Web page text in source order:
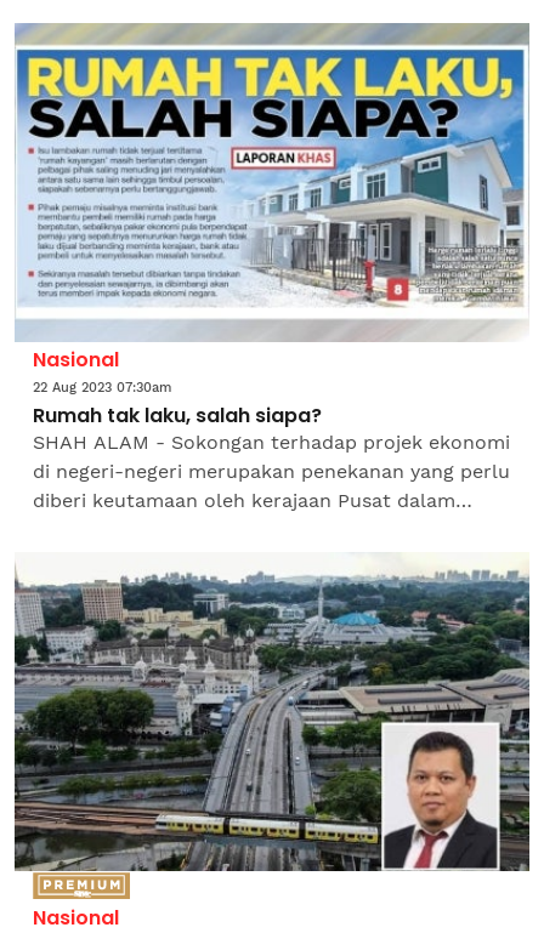
Nasional
22 Aug 2023 07:30am
Rumah tak laku, salah siapa?
SHAH ALAM - Sokongan terhadap projek ekonomi
di negeri-negeri merupakan penekanan yang perlu
diberi keutamaan oleh kerajaan Pusat dalam
Nasional